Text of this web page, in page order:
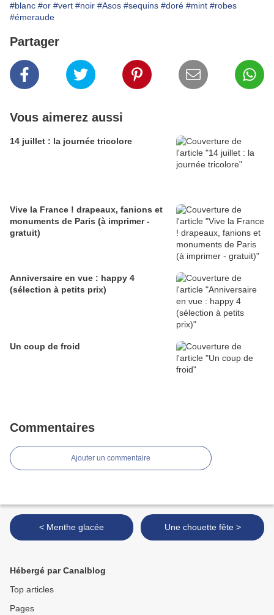
#blanc #or #vert #noir #Asos #sequins #doré #mint #robes
#émeraude
Partager
Vous aimerez aussi
14 juillet : la journée tricolore
Vive la France ! drapeaux, fanions et
monuments de Paris (à imprimer -
gratuit)
Anniversaire en vue : happy 4
(sélection à petits prix)
Un coup de froid
Commentaires
Ajouter un commentaire
< Menthe glacée Une chouette fête >
Hébergé par Canalblog
Top articles
Pages